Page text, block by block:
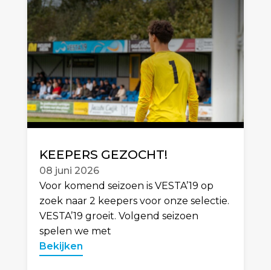
KEEPERS GEZOCHT!
08 juni 2026
Voor komend seizoen is VESTA’19 op
zoek naar 2 keepers voor onze selectie.
VESTA’19 groeit. Volgend seizoen
spelen we met
Bekijken